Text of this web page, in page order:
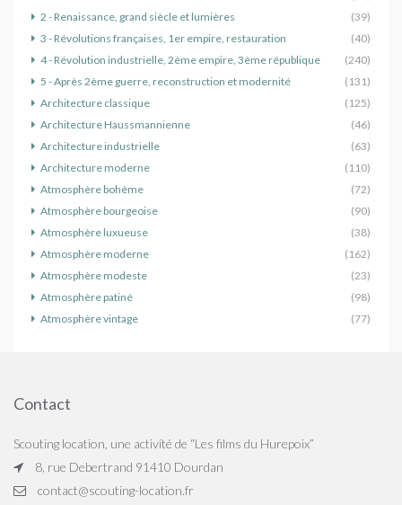
2 - Renaissance, grand siècle et lumières
(39)
3 - Révolutions françaises, 1er empire, restauration
(40)
4 - Révolution industrielle, 2ème empire, 3ème république
(240)
5 - Après 2ème guerre, reconstruction et modernité
(131)
Architecture classique
(125)
Architecture Haussmannienne
(46)
Architecture industrielle
(63)
Architecture moderne
(110)
Atmosphère bohème
(72)
Atmosphère bourgeoise
(90)
Atmosphère luxueuse
(38)
Atmosphère moderne
(162)
Atmosphère modeste
(23)
Atmosphère patiné
(98)
Atmosphère vintage
(77)
Contact
Scouting location, une activité de “Les films du Hurepoix”
8, rue Debertrand 91410 Dourdan
contact@scouting-location.fr